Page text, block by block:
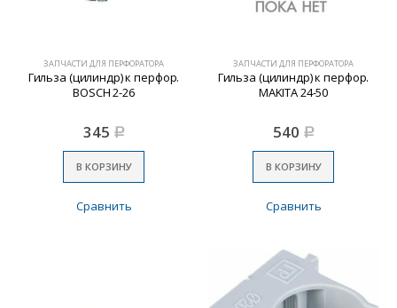
ЗАПЧАСТИ ДЛЯ ПЕРФОРАТОРА
Гильза (цилиндр) к перфор.
BOSCH 2-26
345 Р
В КОРЗИНУ
Сравнить
ЗАПЧАСТИ ДЛЯ ПЕРФОРАТОРА
Гильза (цилиндр) к перфор.
MAKITA 24-50
540 Р
В КОРЗИНУ
Сравнить